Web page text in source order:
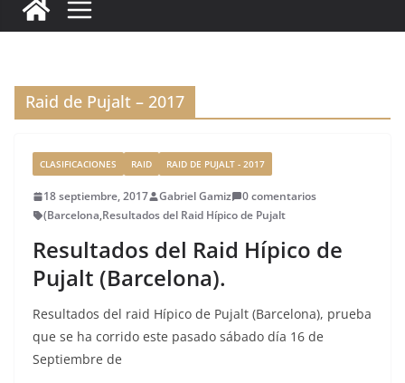
e
o
o
k
te l e l re p
ir
Raid de Pujalt – 2017
CLASIFICACIONES RAID RAID DE PUJALT - 2017
18 septiembre, 2017 Gabriel Gamiz
0 comentarios
(Barcelona,Resultados del Raid Hípico de Pujalt
Resultados del Raid Hípico de
Pujalt (Barcelona).
Resultados del raid Hípico de Pujalt (Barcelona), prueba
que se ha corrido este pasado sábado día 16 de
Septiembre de